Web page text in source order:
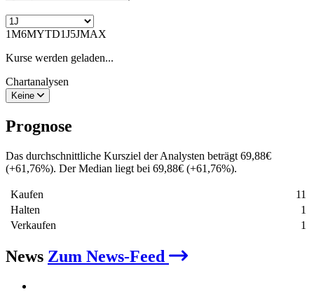
1M6MYTD1J5JMAX
Kurse werden geladen...
Chartanalysen
Keine
Prognose
Das durchschnittliche Kursziel der Analysten beträgt 69,88€
(+61,76%). Der Median liegt bei 69,88€ (+61,76%).
Kaufen
11
Halten
1
Verkaufen
1
News Zum News-Feed